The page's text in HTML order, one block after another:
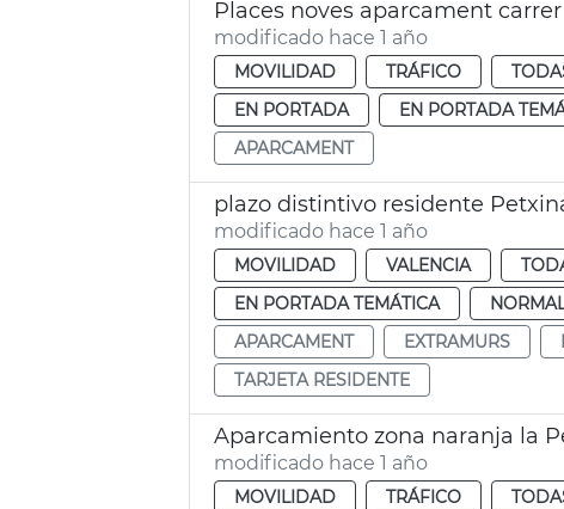
Places noves aparcament
modificado hace 1 año
MOVILIDAD TRÁFICO
EN PORTADA
EN PORTADA
APARCAMENT
plazo distintivo residente
modificado hace 1 año
MOVILIDAD VALENCIA
EN PORTADA TEMÁTICA
APARCAMENT
EXTRAMURS
TARJETA RESIDENTE
Aparcamiento zona naranja la
modificado hace 1 año
MOVILIDAD TRÁFICO